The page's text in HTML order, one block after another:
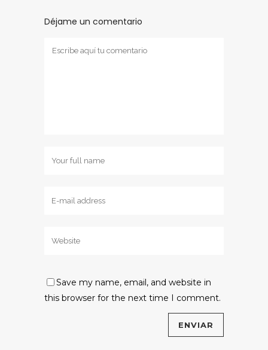
Déjame un comentario
Save my name, email, and website in
this browser for the next time I comment.